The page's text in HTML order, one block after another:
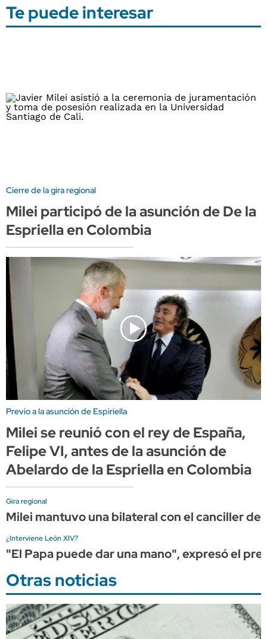
Te puede interesar
Cierre de la gira regional
Milei participó de la asunción de De la
Espriella en Colombia
Previo a la asunción de Espiriella
Milei se reunió con el rey de España,
Felipe VI, antes de la asunción de
Abelardo de la Espriella en Colombia
Gira regional
Milei mantuvo una bilateral con el canciller de
¿Interviene León XIV?
"El Papa puede dar una mano", expresó el
Otras noticias